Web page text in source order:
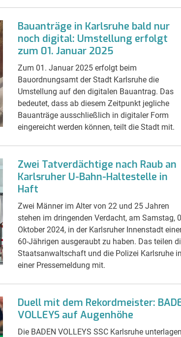
Bauanträge in Karlsruhe bald nur
noch digital: Umstellung erfolgt
zum 01. Januar 2025
Zum 01. Januar 2025 erfolgt beim
Bauordnungsamt der Stadt Karlsruhe die
Umstellung auf den digitalen Bauantrag. Das
bedeutet, dass ab diesem Zeitpunkt jegliche
Bauanträge ausschließlich in digitaler Form
eingereicht werden können, teilt die Stadt mit.
Zwei Tatverdächtige nach Raub an
Karlsruher U-Bahn-Haltestelle in
Haft
Zwei Männer im Alter von 22 und 25 Jahren
stehen im dringenden Verdacht, am Samstag,
Oktober 2024, in der Karlsruher Innenstadt
60-Jährigen ausgeraubt zu haben. Das teilen
Staatsanwaltschaft und die Polizei Karlsruhe in
einer Pressemeldung mit.
Duell mit dem Rekordmeister:
VOLLEYS auf Augenhöhe
Die BADEN VOLLEYS SSC Karlsruhe unterlagen